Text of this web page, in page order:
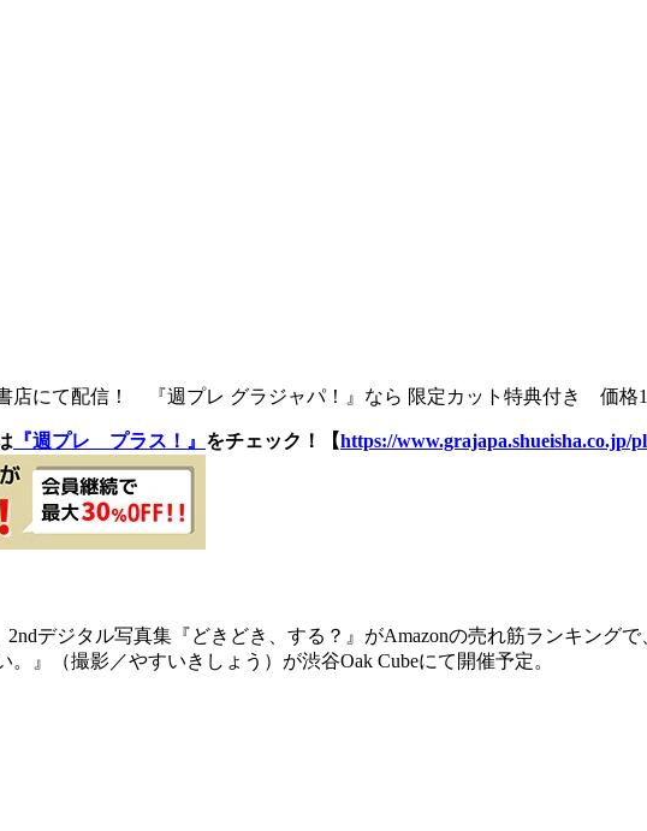
店にて配信！ 『週プレ グラジャパ！』なら 限定カット特典付き 価格
『週プレ プラス！』 をチェック！【https://www.grajapa.shueisha.co.jp/
デジタル写真集『どきどき、する？』がAmazonの売れ筋ランキングで
』（撮影／やすいきしょう）が渋谷Oak Cubeにて開催予定。